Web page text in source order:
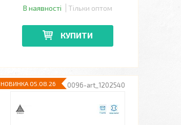
В наявності Тільки оптом
КУПИТИ
R0096-art_1202540
НОВИНКА 05.08.26